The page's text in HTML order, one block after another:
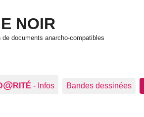
NOIR
documents anarcho-compatibles
@RITÉ - Infos Bandes dessinées